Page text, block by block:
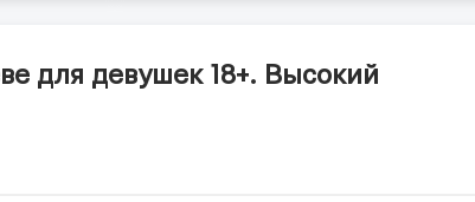
для девушек 18+. Высокий